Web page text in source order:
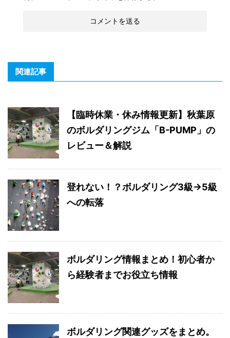
関連記事
【臨時休業・休み情報更新】秋葉原
のボルダリングジム「B-PUMP」の
レビュー＆解説
登れない！？ボルダリング3級→5級
への転落
ボルダリング情報まとめ！初心者か
ら経験者までお役立ち情報
ボルダリング関連グッズをまとめ。